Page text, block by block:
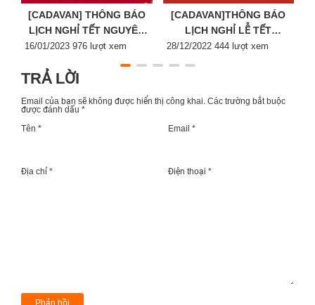
[CADAVAN] THÔNG BÁO
LỊCH NGHỈ TẾT NGUYÊN
ĐÁN 2023
Posted
16/01/2023 976 lượt xem
[CADAVAN]THÔNG BÁO
LỊCH NGHỈ LỄ TẾT
DƯƠNG LỊCH 2023
Posted
28/12/2022 444 lượt xem
TRẢ LỜI
Email của bạn sẽ không được hiển thị công khai. Các trường bắt buộc
được đánh dấu *
Tên *
Email *
Địa chỉ * Điện thoại *